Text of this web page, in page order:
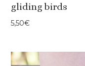
gliding birds
5,50€